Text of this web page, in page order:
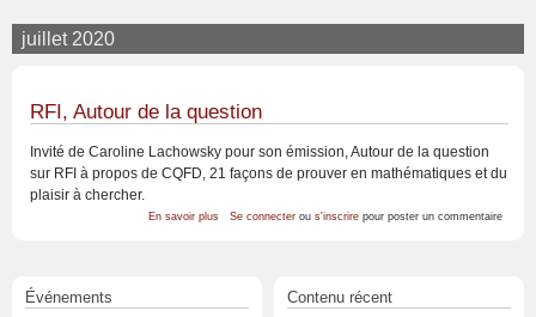
d'Ariane
juillet 2020
RFI, Autour de la question
Invité de Caroline Lachowsky pour son émission, Autour de la question
sur RFI à propos de CQFD, 21 façons de prouver en mathématiques et du
plaisir à chercher.
En savoir plus surSe connecter ous'inscrire pour poster un commentaire
Événements Contenu récent